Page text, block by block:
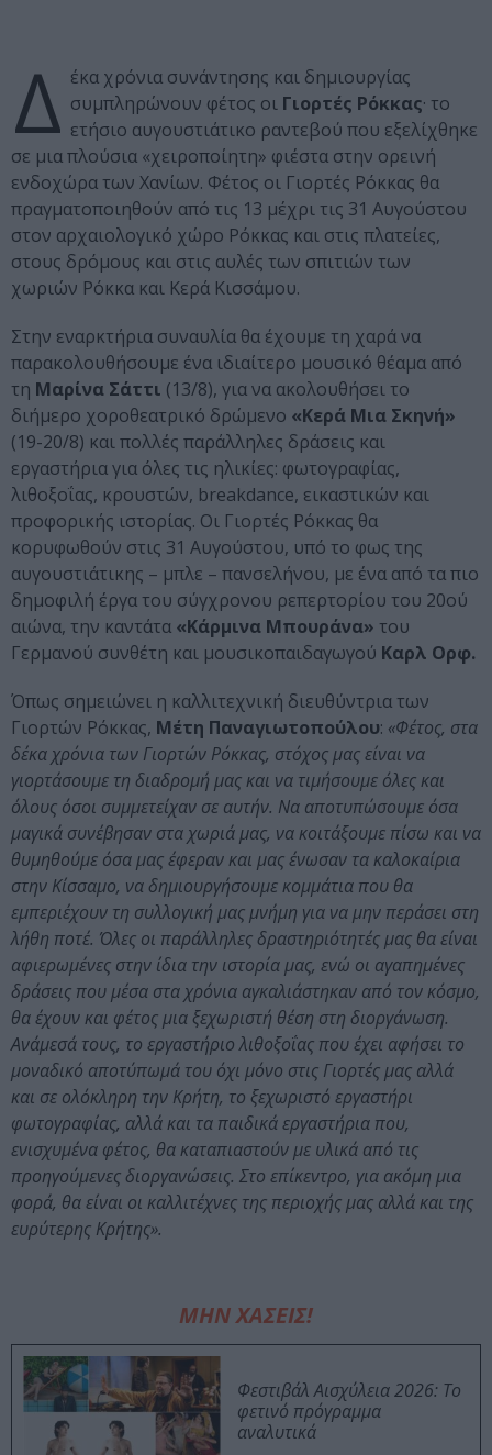
Δ έκα χρόνια συνάντησης και δημιουργίας
συμπληρώνουν φέτος οι Γιορτές Ρόκκας· το
ετήσιο αυγουστιάτικο ραντεβού που εξελίχθηκε
σε μια πλούσια «χειροποίητη» φιέστα στην ορεινή
ενδοχώρα των Χανίων. Φέτος οι Γιορτές Ρόκκας θα
πραγματοποιηθούν από τις 13 μέχρι τις 31 Αυγούστου
στον αρχαιολογικό χώρο Ρόκκας και στις πλατείες,
στους δρόμους και στις αυλές των σπιτιών των
χωριών Ρόκκα και Κερά Κισσάμου.
Στην εναρκτήρια συναυλία θα έχουμε τη χαρά να
παρακολουθήσουμε ένα ιδιαίτερο μουσικό θέαμα από
τη Μαρίνα Σάττι (13/8), για να ακολουθήσει το
διήμερο χοροθεατρικό δρώμενο «Κερά Μια Σκηνή»
(19-20/8) και πολλές παράλληλες δράσεις και
εργαστήρια για όλες τις ηλικίες: φωτογραφίας,
λιθοξοΐας, κρουστών, breakdance, εικαστικών και
προφορικής ιστορίας. Οι Γιορτές Ρόκκας θα
κορυφωθούν στις 31 Αυγούστου, υπό το φως της
αυγουστιάτικης – μπλε – πανσελήνου, με ένα από τα πιο
δημοφιλή έργα του σύγχρονου ρεπερτορίου του 20ού
αιώνα, την καντάτα «Κάρμινα Μπουράνα» του
Γερμανού συνθέτη και μουσικοπαιδαγωγού Καρλ Ορφ.
Όπως σημειώνει η καλλιτεχνική διευθύντρια των
Γιορτών Ρόκκας, Μέτη Παναγιωτοπούλου: «Φέτος, στα
δέκα χρόνια των Γιορτών Ρόκκας, στόχος μας είναι να
γιορτάσουμε τη διαδρομή μας και να τιμήσουμε όλες και
όλους όσοι συμμετείχαν σε αυτήν. Να αποτυπώσουμε όσα
μαγικά συνέβησαν στα χωριά μας, να κοιτάξουμε πίσω και να
θυμηθούμε όσα μας έφεραν και μας ένωσαν τα καλοκαίρια
στην Κίσσαμο, να δημιουργήσουμε κομμάτια που θα
εμπεριέχουν τη συλλογική μας μνήμη για να μην περάσει στη
λήθη ποτέ. Όλες οι παράλληλες δραστηριότητές μας θα είναι
αφιερωμένες στην ίδια την ιστορία μας, ενώ οι αγαπημένες
δράσεις που μέσα στα χρόνια αγκαλιάστηκαν από τον κόσμο,
θα έχουν και φέτος μια ξεχωριστή θέση στη διοργάνωση.
Ανάμεσά τους, το εργαστήριο λιθοξοΐας που έχει αφήσει το
μοναδικό αποτύπωμά του όχι μόνο στις Γιορτές μας αλλά
και σε ολόκληρη την Κρήτη, το ξεχωριστό εργαστήρι
φωτογραφίας, αλλά και τα παιδικά εργαστήρια που,
ενισχυμένα φέτος, θα καταπιαστούν με υλικά από τις
προηγούμενες διοργανώσεις. Στο επίκεντρο, για ακόμη μια
φορά, θα είναι οι καλλιτέχνες της περιοχής μας αλλά και της
ευρύτερης Κρήτης».
ΜΗΝ ΧΑΣΕΙΣ!
Φεστιβάλ Αισχύλεια 2026: Το
φετινό πρόγραμμα
αναλυτικά